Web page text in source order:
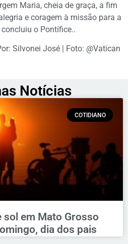
Maria, cheia de graça, a fim
e coragem à missão para a
o Pontífice..
Silvonei José | Foto: @Vatican
Notícias
COTIDIANO
sol em Mato Grosso
dia dos pais